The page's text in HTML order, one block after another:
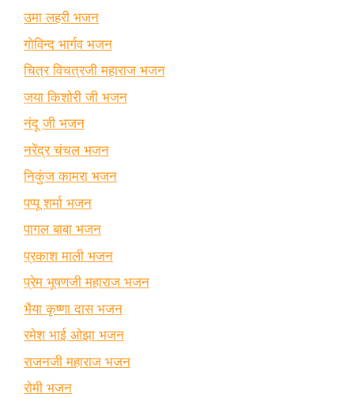
उमा लहरी भजन
गोविन्द भार्गव भजन
चित्र विचत्रजी महाराज भजन
जया किशोरी जी भजन
नंदू जी भजन
नरेंद्र चंचल भजन
निकुंज कामरा भजन
पप्पू शर्मा भजन
पागल बाबा भजन
प्रकाश माली भजन
प्रेम भूषणजी महाराज भजन
भैया कृष्णा दास भजन
रमेश भाई ओझा भजन
राजनजी महाराज भजन
रोमी भजन